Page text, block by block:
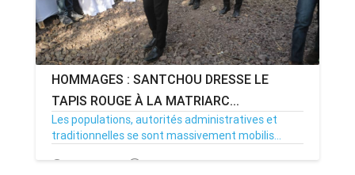
HOMMAGES : SANTCHOU DRESSE LE
TAPIS ROUGE À LA MATRIARC...
Les populations, autorités administratives et
traditionnelles se sont massivement mobilis...
17/12/23 Par MenouActu 0